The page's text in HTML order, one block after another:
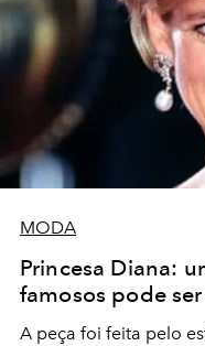
MODA
Princesa Diana:
famosos pode ser
A peça foi feita pelo